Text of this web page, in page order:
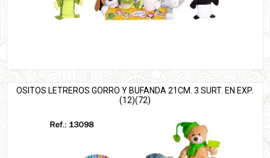
OSITOS LETREROS GORRO Y BUFANDA 21CM. 3 SURT. EN EXP.
(12)(72)